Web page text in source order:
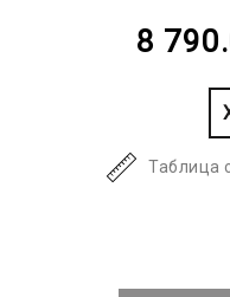
8
Таблица